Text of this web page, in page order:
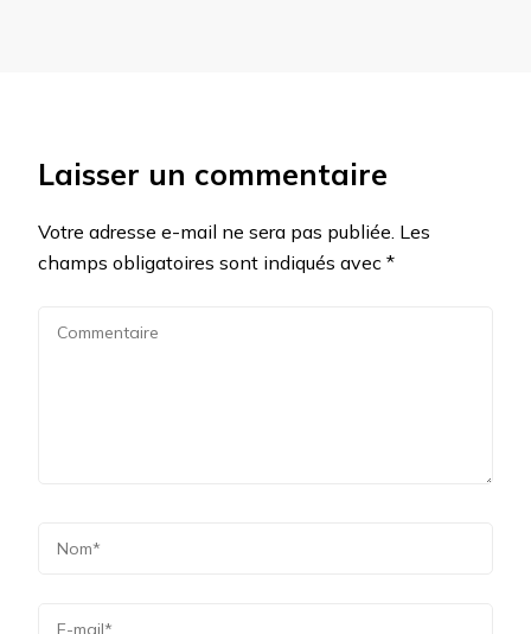
Laisser un commentaire
Votre adresse e-mail ne sera pas publiée. Les
champs obligatoires sont indiqués avec *